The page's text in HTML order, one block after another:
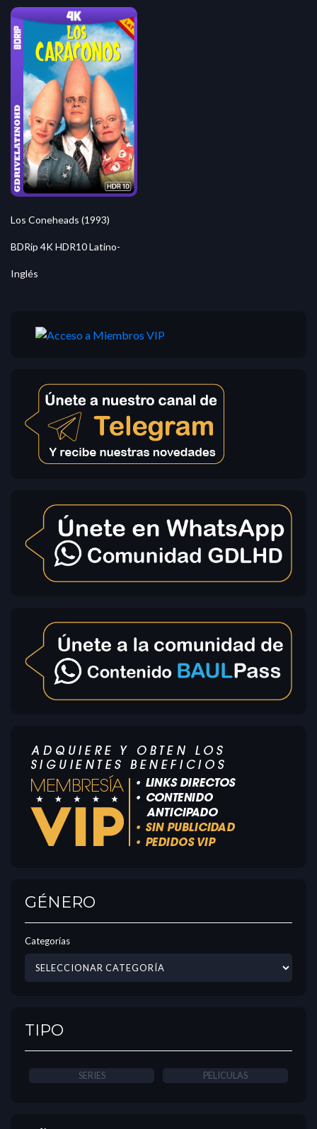
Los Coneheads (1993)
BDRip 4K HDR10 Latino-
Inglés
GÉNERO
Categorías
TIPO
SERIES PELICULAS